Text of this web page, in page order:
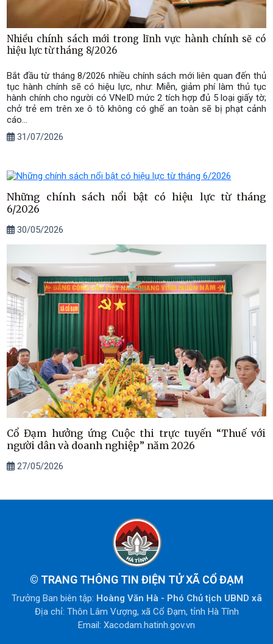
Nhiều chính sách mới trong lĩnh vực hành chính sẽ có
hiệu lực từ tháng 8/2026
Bắt đầu từ tháng 8/2026 nhiều chính sách mới liên quan đến thủ
tục hành chính sẽ có hiệu lực, như: Miễn, giảm phí làm thủ tục
hành chính cho người có VNeID mức 2 tích hợp đủ 5 loại giấy tờ;
chở trẻ em trên xe ô tô không có ghế an toàn sẽ bị phạt cảnh
cáo...
31/07/2026
Những chính sách nổi bật có hiệu lực từ tháng
6/2026
30/05/2026
Cổ Đạm hưởng ứng Cuộc thi trực tuyến “Thuế với
người dân và doanh nghiệp” năm 2026
27/05/2026
© TRANG THÔNG TIN ĐIỆN TỬ XÃ CỔ ĐẠM
Trưởng Ban biên tập: Hoàng Văn Hà - Phó Chủ tịch UBND xã
Địa chỉ: Thôn Lâm Vượng, xã Cổ Đạm, tỉnh Hà Tĩnh
Email: Xacodam.hatinh.gov.vn